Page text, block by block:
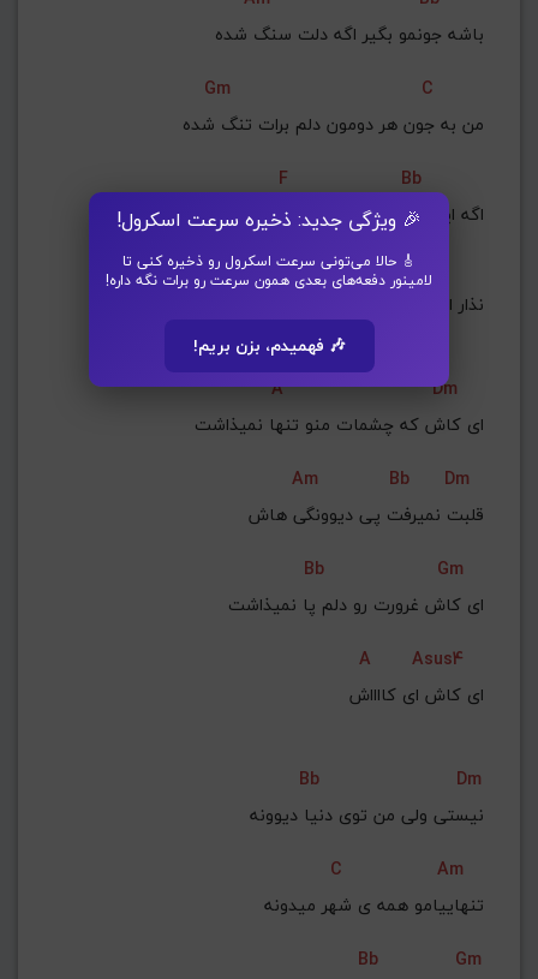
🎉 ویژگی جدید: ذخیره سرعت اسکرول!
🎸 حالا می‌تونی سرعت اسکرول رو ذخیره کنی تا
لامینور دفعه‌های بعدی همون سرعت رو برات نگه داره!
🎶 فهمیدم، بزن بریم!
باشه جونمو بگیر اگه دلت سنگ شده
Gm
C
من به جون هر دومون دلم برات تنگ شده
F
Bb
اگه این جداییا قراره کم کم سر شه
A
Gm
نذار اعتمادمون از این به هم کمتر شه
A
Dm
ای کاش که چشمات منو تنها نمیذاشت
Am
Bb
Dm
قلبت نمیرفت پی دیوونگی هاش
Bb
Gm
ای کاش غرورت رو دلم پا نمیذاشت
A
Asus4
ای کاش ای کااااش
Bb
Dm
نیستی ولی من توی دنیا دیوونه
C
Am
تنهاییامو همه ی شهر میدونه
Bb
Gm